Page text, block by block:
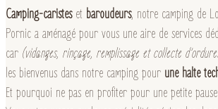
Camping-caristeset baroudeurs, notre camping de
Pornic a aménagé pour vous une aire de services
car (vidanges, rinçage, remplissage et collecte
les bienvenus dans notre camping pour une halte
Et pourquoi ne pas en profiter pour une petite